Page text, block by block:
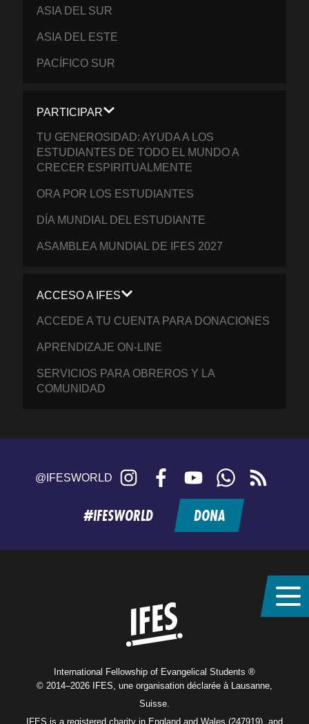
ASIA DEL SUR
ASIA DEL ESTE
PACÍFICO SUR
PARTICIPAR
TU GENEROSIDAD: AYUDA A LOS
ESTUDIANTES DE TODO EL MUNDO A
CRECER ESPIRITUALMENTE
ORA POR LOS ESTUDIANTES
DÍA MUNDIAL DEL ESTUDIANTE
ASAMBLEA MUNDIAL DE IFES 2027
ACCESO A IFES
ACCEDE A TU CUENTA PARA DONACIONES
APRENDIZAJE ON-LINE
SERVICIOS PARA OBREROS Y LA
COMUNIDAD
@IFESWORLD Instagram FacebookYouTubeWhatsApp
feed
#IFESWORLD DONA
International Fellowship of Evangelical Students ®
© 2014–2026 IFES, une organisation déclarée à Lausanne,
Suisse.
IFES is a registered charity in England and Wales (247919), and